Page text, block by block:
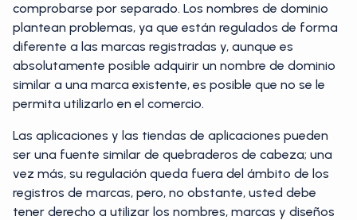
comprobarse por separado. Los nombres de dominio
plantean problemas, ya que están regulados de forma
diferente a las marcas registradas y, aunque es
absolutamente posible adquirir un nombre de dominio
similar a una marca existente, es posible que no se le
permita utilizarlo en el comercio.
Las aplicaciones y las tiendas de aplicaciones pueden
ser una fuente similar de quebraderos de cabeza; una
vez más, su regulación queda fuera del ámbito de los
registros de marcas, pero, no obstante, usted debe
tener derecho a utilizar los nombres, marcas y diseños